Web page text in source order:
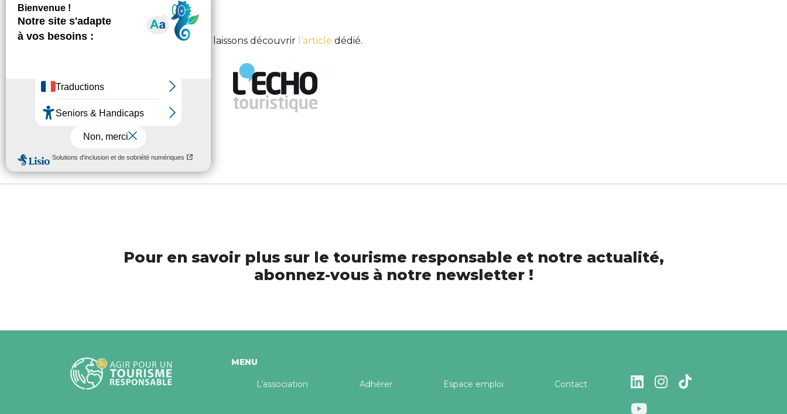
l’approprier plus facilement !
Pour en savoir plus, nous vous laissons découvrir l’article dédié.
Pour en savoir plus sur le tourisme responsable et notre actualité,
abonnez-vous à notre newsletter !
MENU
L’association Adhérer Espace emploi Contact